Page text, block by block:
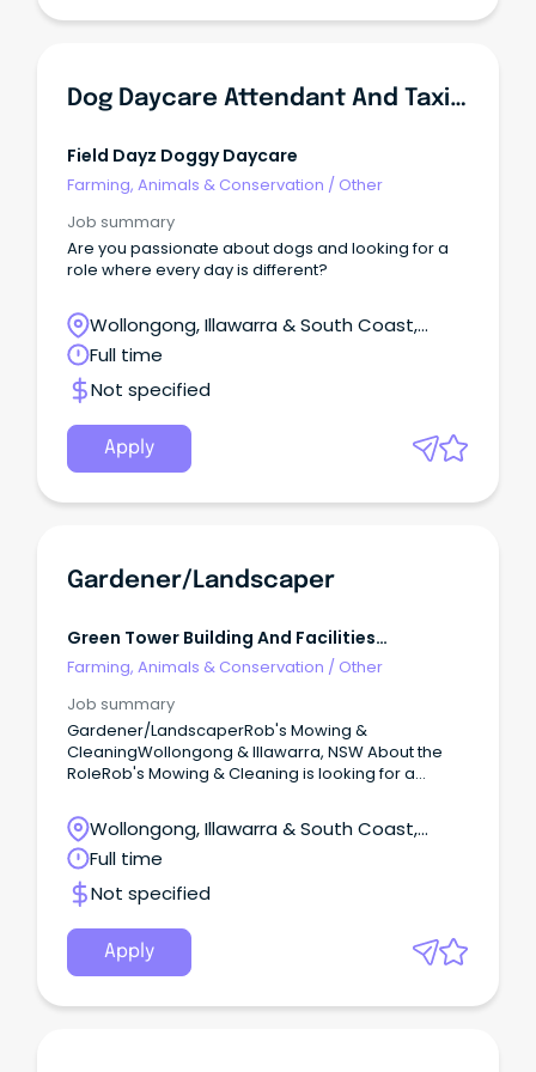
Dog Daycare Attendant And Taxi Driver
Field Dayz Doggy Daycare
Farming, Animals & Conservation / Other
Job summary
Are you passionate about dogs and looking for a
role where every day is different?
Wollongong, Illawarra & South Coast,
Wollongong, New South Wales
Full time
Not specified
Apply
Gardener/Landscaper
Green Tower Building And Facilities
Management
Farming, Animals & Conservation / Other
Job summary
Gardener/LandscaperRob's Mowing &
CleaningWollongong & Illawarra, NSW About the
RoleRob's Mowing & Cleaning is looking for a
join our team.
Wollongong, Illawarra & South Coast,
Wollongong, New South Wales
Full time
Not specified
Apply